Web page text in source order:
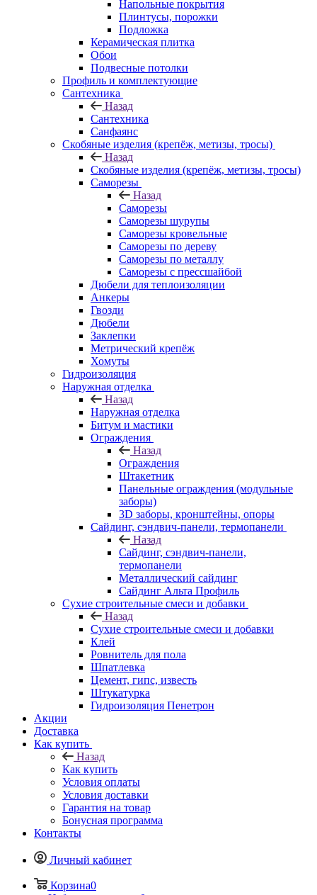
Напольные покрытия
Плинтусы, порожки
Подложка
Керамическая плитка
Обои
Подвесные потолки
Профиль и комплектующие
Сантехника
Назад
Сантехника
Санфаянс
Скобяные изделия (крепёж, метизы, тросы)
Назад
Скобяные изделия (крепёж, метизы, тросы)
Саморезы
Назад
Саморезы
Саморезы шурупы
Саморезы кровельные
Саморезы по дереву
Саморезы по металлу
Саморезы с прессшайбой
Дюбели для теплоизоляции
Анкеры
Гвозди
Дюбели
Заклепки
Метрический крепёж
Хомуты
Гидроизоляция
Наружная отделка
Назад
Наружная отделка
Битум и мастики
Ограждения
Назад
Ограждения
Штакетник
Панельные ограждения (модульные
заборы)
3D заборы, кронштейны, опоры
Cайдинг, сэндвич-панели, термопанели
Назад
Cайдинг, сэндвич-панели,
термопанели
Металлический сайдинг
Сайдинг Альта Профиль
Сухие строительные смеси и добавки
Назад
Сухие строительные смеси и добавки
Клей
Ровнитель для пола
Шпатлевка
Цемент, гипс, известь
Штукатурка
Гидроизоляция Пенетрон
Акции
Доставка
Как купить
Назад
Как купить
Условия оплаты
Условия доставки
Гарантия на товар
Бонусная программа
Контакты
Личный кабинет
Корзина0